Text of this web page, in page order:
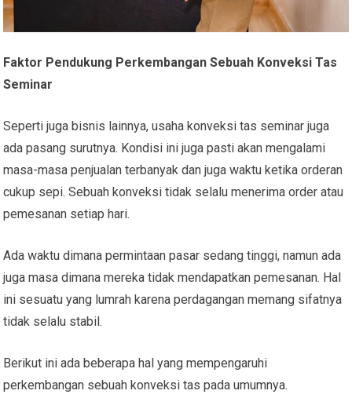
Faktor Pendukung Perkembangan Sebuah Konveksi Tas
Seminar
Seperti juga bisnis lainnya, usaha konveksi tas seminar juga
ada pasang surutnya. Kondisi ini juga pasti akan mengalami
masa-masa penjualan terbanyak dan juga waktu ketika orderan
cukup sepi. Sebuah konveksi tidak selalu menerima order atau
pemesanan setiap hari.
Ada waktu dimana permintaan pasar sedang tinggi, namun ada
juga masa dimana mereka tidak mendapatkan pemesanan. Hal
ini sesuatu yang lumrah karena perdagangan memang sifatnya
tidak selalu stabil.
Berikut ini ada beberapa hal yang mempengaruhi
perkembangan sebuah konveksi tas pada umumnya.